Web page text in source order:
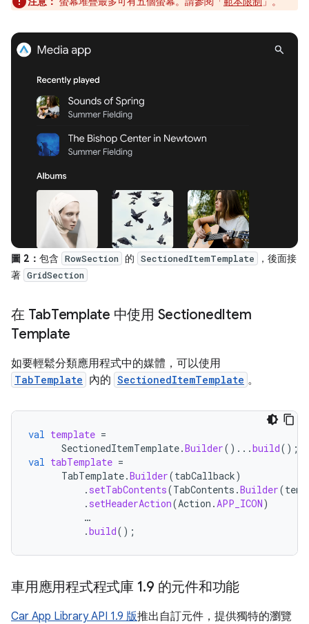
圖 2： 包含 RowSection 的 SectionedItemTemplate
，後面接
著 GridSection
在 TabTemplate 中使用 SectionedItem
Template
如要輕鬆分類應用程式中的媒體，可以使用
TabTemplate 內的 SectionedItemTemplate 。
val template =
SectionedItemTemplate.Builder()...build();
val tabTemplate =
TabTemplate.Builder(tabCallback)
. setTabContents(TabContents .Builder(
. setHeaderAction(Action .APP_ICON)
…
.build();
車用應用程式程式庫 1.9 的元件和功能
Car App Library API 1.9 版推出自訂元件，提供獨特的瀏覽